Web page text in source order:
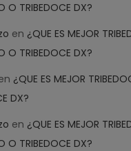
O TRIBEDOCE DX?
en ¿QUE ES MEJOR
O TRIBEDOCE DX?
¿QUE ES MEJOR
DX?
en ¿QUE ES MEJOR
O TRIBEDOCE DX?
03:26